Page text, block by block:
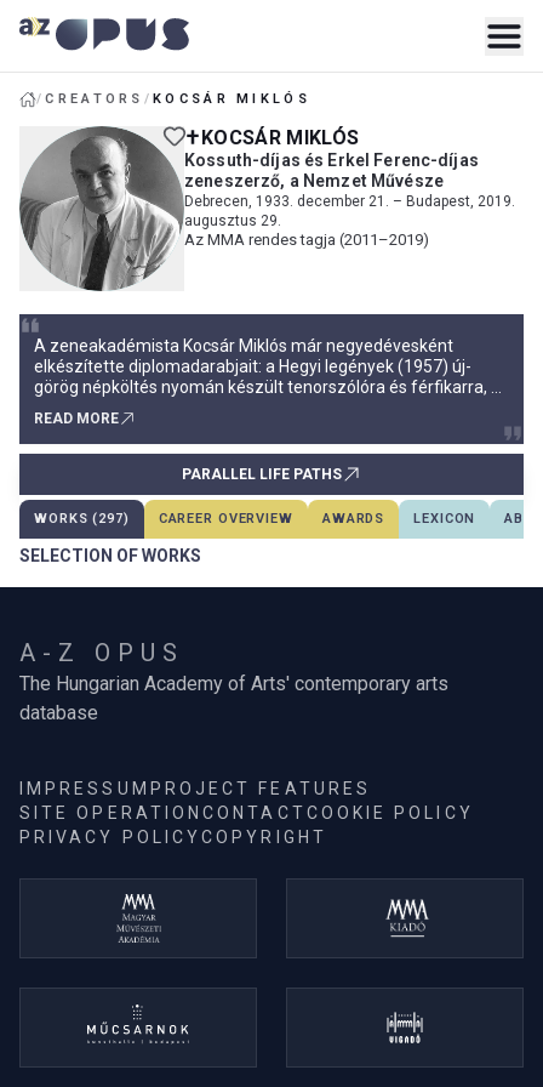
/CREATORS /KOCSÁR MIKLÓS
KOCSÁR MIKLÓS
Kossuth-díjas és Erkel Ferenc-díjas
zeneszerző, a Nemzet Művésze
Debrecen, 1933. december 21. – Budapest, 2019.
augusztus 29.
Az MMA rendes tagja (2011–2019)
A zeneakadémista Kocsár Miklós már negyedévesként
elkészítette diplomadarabjait: a Hegyi legények (1957) új-
görög népköltés nyomán készült tenorszólóra és férfikarra, a
Kürtverseny (1957) műfajválasztása mellett elsősorban az
eredetileg ütemvonalak nélkül lejegyzett, „megkomponált
READ MORE
PARALLEL LIFE PATHS
WORKS (297) CAREER OVERVIEW AWARDS LEXICON
SELECTION OF WORKS
A-Z OPUS
The Hungarian Academy of Arts' contemporary arts
database
IMPRESSUM PROJECT FEATURES
SITE OPERATIONCONTACTCOOKIE POLICY
PRIVACY POLICYCOPYRIGHT